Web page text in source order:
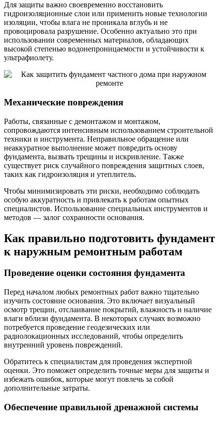
Для защиты важно своевременно восстановить
гидроизоляционные слои или применить новые технологии
изоляции, чтобы влага не проникала вглубь и не
провоцировала разрушение. Особенно актуально это при
использовании современных материалов, обладающих
высокой степенью водонепроницаемости и устойчивости к
ультрафиолету.
Механические повреждения
Работы, связанные с демонтажом и монтажом,
сопровождаются интенсивным использованием строительной
техники и инструмента. Неправильное обращение или
неаккуратное выполнение может повредить основу
фундамента, вызвать трещины и искривление. Также
существует риск случайного повреждения защитных слоев,
таких как гидроизоляция и утеплитель.
Чтобы минимизировать эти риски, необходимо соблюдать
особую аккуратность и привлекать к работам опытных
специалистов. Использование специальных инструментов и
методов — залог сохранности основания.
Как правильно подготовить фундамент
к наружным ремонтным работам
Проведение оценки состояния фундамента
Перед началом любых ремонтных работ важно тщательно
изучить состояние основания. Это включает визуальный
осмотр трещин, отслаивание покрытий, влажность и наличие
влаги вблизи фундамента. В некоторых случаях возможно
потребуется проведение геодезических или
радиолокационных исследований, чтобы определить
внутренний уровень повреждений.
Обратитесь к специалистам для проведения экспертной
оценки. Это поможет определить точные меры для защиты и
избежать ошибок, которые могут повлечь за собой
дополнительные затраты.
Обеспечение правильной дренажной системы